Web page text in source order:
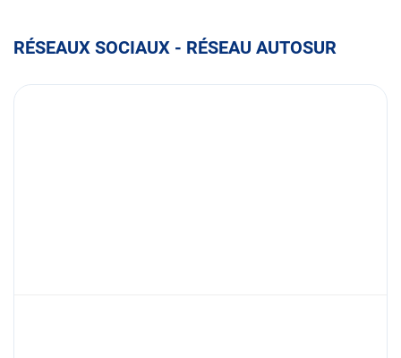
RÉSEAUX SOCIAUX - RÉSEAU AUTOSUR